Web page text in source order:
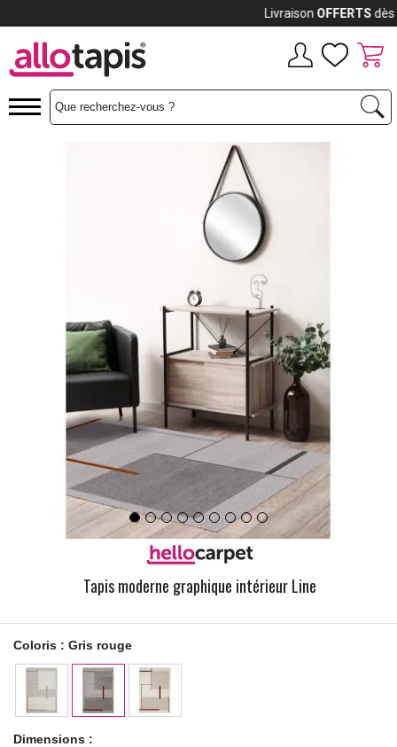
Tapis moderne graphique intérieur Line
Coloris : Gris rouge
Dimensions :